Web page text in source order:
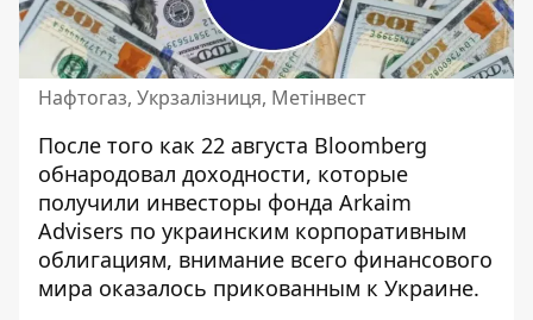
Нафтогаз, Укрзалізниця, Метінвест
После того как 22 августа Bloomberg
обнародовал доходности, которые
получили инвесторы фонда Arkaim
Advisers по украинским корпоративным
облигациям, внимание всего финансового
мира оказалось прикованным к Украине.